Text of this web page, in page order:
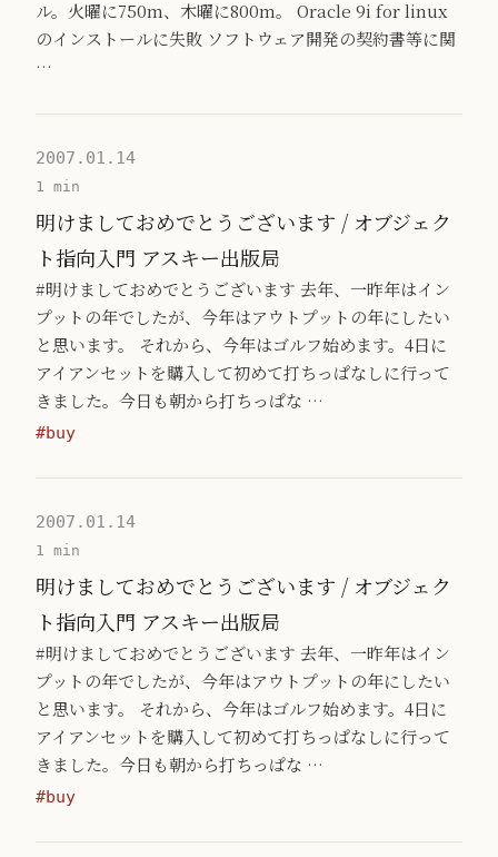
ル。火曜に750m、木曜に800m。 Oracle 9i for linux
のインストールに失敗 ソフトウェア開発の契約書等に関
…
2007.01.14
1 min
明けましておめでとうございます / オブジェク
ト指向入門 アスキー出版局
#明けましておめでとうございます 去年、一昨年はイン
プットの年でしたが、今年はアウトプットの年にしたい
と思います。 それから、今年はゴルフ始めます。4日に
アイアンセットを購入して初めて打ちっぱなしに行って
きました。今日も朝から打ちっぱな …
#buy
2007.01.14
1 min
明けましておめでとうございます / オブジェク
ト指向入門 アスキー出版局
#明けましておめでとうございます 去年、一昨年はイン
プットの年でしたが、今年はアウトプットの年にしたい
と思います。 それから、今年はゴルフ始めます。4日に
アイアンセットを購入して初めて打ちっぱなしに行って
きました。今日も朝から打ちっぱな …
#buy